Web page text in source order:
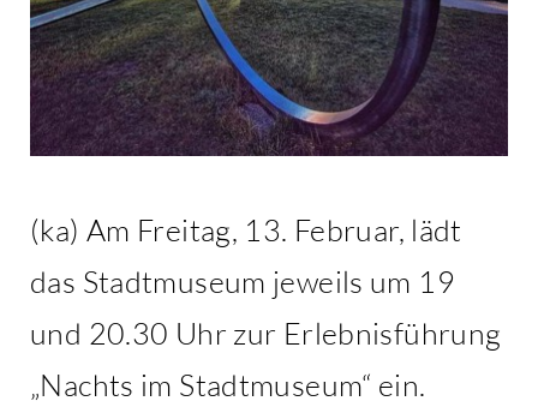
(ka) Am Freitag, 13. Februar, lädt
das Stadtmuseum jeweils um 19
und 20.30 Uhr zur Erlebnisführung
„Nachts im Stadtmuseum“ ein.